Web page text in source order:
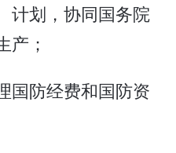
计划，协同国务院
产；
国防经费和国防资